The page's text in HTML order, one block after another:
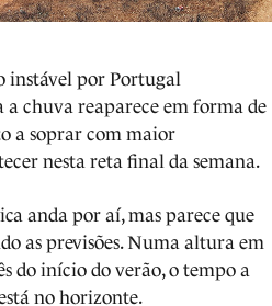
instável por Portugal
chuva reaparece em forma de
a soprar com maior
nesta reta final da semana.
anda por aí, mas parece que
as previsões. Numa altura em
do início do verão, o tempo a
no horizonte.